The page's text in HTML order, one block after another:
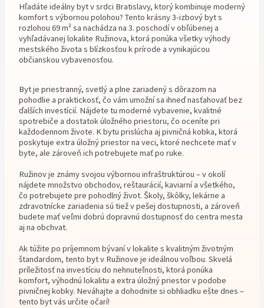
Hľadáte ideálny byt v srdci Bratislavy, ktorý kombinuje moderný
komfort s výbornou polohou? Tento krásny 3-izbový byt s
rozlohou 69 m² sa nachádza na 3. poschodí v obľúbenej a
vyhľadávanej lokalite Ružinova, ktorá ponúka všetky výhody
mestského života s blízkosťou k prírode a vynikajúcou
občianskou vybavenosťou.
Byt je priestranný, svetlý a plne zariadený s dôrazom na
pohodlie a praktickosť, čo vám umožní sa ihneď nasťahovať bez
ďalších investícií. Nájdete tu moderné vybavenie, kvalitné
spotrebiče a dostatok úložného priestoru, čo oceníte pri
každodennom živote. K bytu prislúcha aj pivničná kobka, ktorá
poskytuje extra úložný priestor na veci, ktoré nechcete mať v
byte, ale zároveň ich potrebujete mať po ruke.
Ružinov je známy svojou výbornou infraštruktúrou – v okolí
nájdete množstvo obchodov, reštaurácií, kaviarní a všetkého,
čo potrebujete pre pohodlný život. Školy, škôlky, lekárne a
zdravotnícke zariadenia sú tiež v pešej dostupnosti, a zároveň
budete mať veľmi dobrú dopravnú dostupnosť do centra mesta
aj na obchvat.
Ak túžite po príjemnom bývaní v lokalite s kvalitným životným
štandardom, tento byt v Ružinove je ideálnou voľbou. Skvelá
príležitosť na investíciu do nehnuteľnosti, ktorá ponúka
komfort, výhodnú lokalitu a extra úložný priestor v podobe
pivničnej kobky. Neváhajte a dohodnite si obhliadku ešte dnes –
tento byt vás určite očarí!